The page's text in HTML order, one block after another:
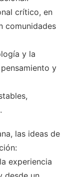
crítico, en
comunidades
y la
y
las ideas de
experiencia